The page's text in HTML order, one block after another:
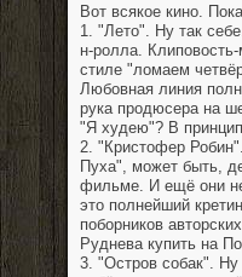
Вот всякое кино.
1. "Лето". Ну так
н-ролла.
стиле "ломаем
Любовная линия
рука продюсера на
"Я худею"? В
2. "Кристофер
Пуха", может быть,
фильме. И ещё они не
это полнейший
поборников
Руднева купить на
3. "Остров собак".